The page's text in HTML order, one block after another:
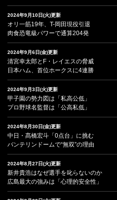
2024年9月10日(火)更新
オリ一筋19年、T-岡田現役引退
肉食恐竜級パワーで通算204発
2024年9月6日(金)更新
清宮幸太郎とF・レイエスの脅威
日本ハム、首位ホークスに4連勝
2024年9月3日(火)更新
甲子園の勢力図は「私高公低」
プロ野球名監督は「公高私低」
2024年8月30日(金)更新
中日・髙橋宏斗「0点台」に挑む
バンテリンドームで“無双”の理由
2024年8月27日(火)更新
新井貴浩はなぜ選手を叱らないのか
広島最大の強みは「心理的安全性」